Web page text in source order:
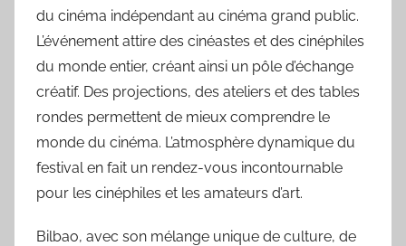
du cinéma indépendant au cinéma grand public.
L’événement attire des cinéastes et des cinéphiles
du monde entier, créant ainsi un pôle d’échange
créatif. Des projections, des ateliers et des tables
rondes permettent de mieux comprendre le
monde du cinéma. L’atmosphère dynamique du
festival en fait un rendez-vous incontournable
pour les cinéphiles et les amateurs d’art.
Bilbao, avec son mélange unique de culture, de